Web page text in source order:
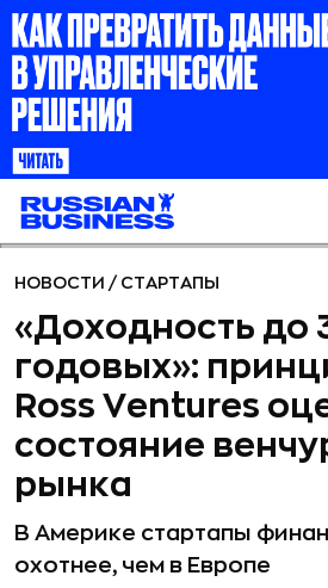
НОВОСТИ / СТАРТАПЫ
«Доходность до
годовых»:
Ross Ventures
состояние
рынка
В Америке стартапы
охотнее, чем в Европе